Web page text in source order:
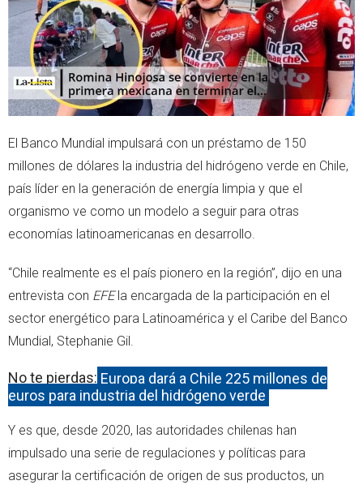
El Banco Mundial impulsará con un préstamo de 150
millones de dólares la industria del hidrógeno verde en Chile,
país líder en la generación de energía limpia y que el
organismo ve como un modelo a seguir para otras
economías latinoamericanas en desarrollo.
“Chile realmente es el país pionero en la región”, dijo en una
entrevista con EFEla encargada de la participación en el
sector energético para Latinoamérica y el Caribe del Banco
Mundial, Stephanie Gil.
No te pierdas: Europa dará a Chile 225 millones de
euros para industria del hidrógeno verde
Y es que, desde 2020, las autoridades chilenas han
impulsado una serie de regulaciones y políticas para
asegurar la certificación de origen de sus productos, un